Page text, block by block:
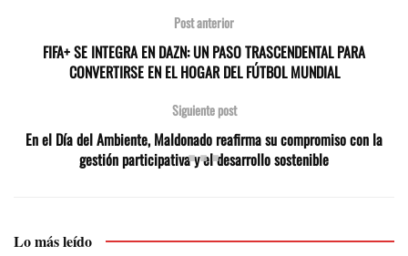
Post anterior
FIFA+ SE INTEGRA EN DAZN: UN PASO TRASCENDENTAL PARA
CONVERTIRSE EN EL HOGAR DEL FÚTBOL MUNDIAL
Siguiente post
En el Día del Ambiente, Maldonado reafirma su compromiso con la
gestión participativa y el desarrollo sostenible
Lo más leído